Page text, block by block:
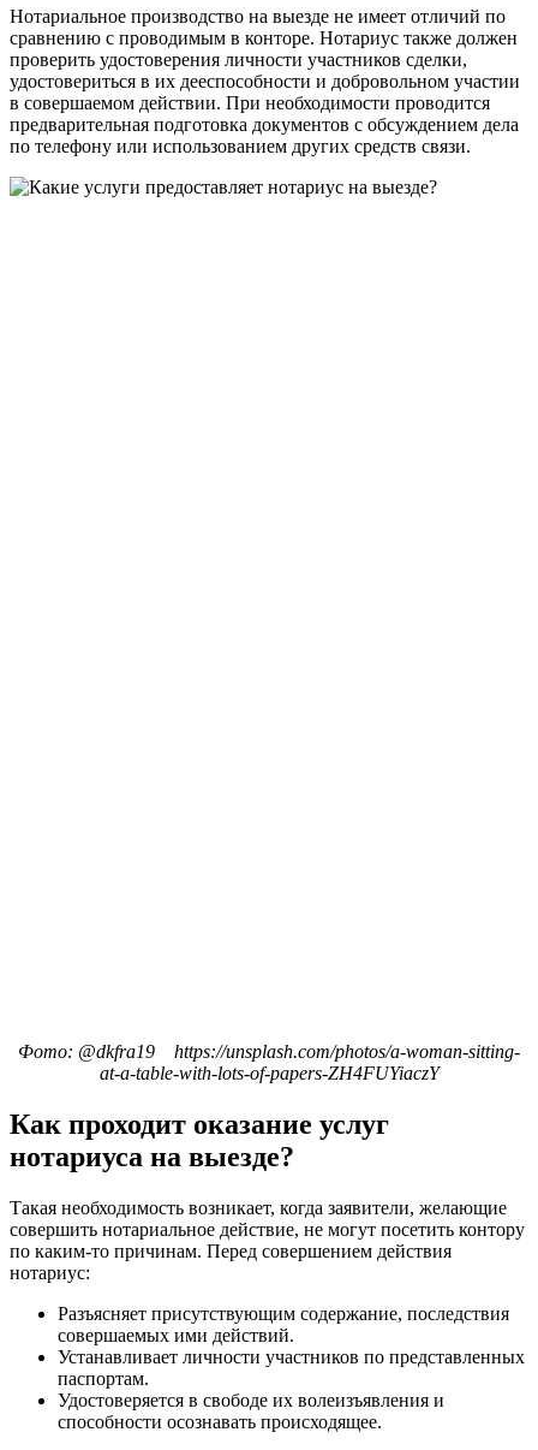
Нотариальное производство на выезде не имеет отличий по
сравнению с проводимым в конторе. Нотариус также должен
проверить удостоверения личности участников сделки,
удостовериться в их дееспособности и добровольном участии
в совершаемом действии. При необходимости проводится
предварительная подготовка документов с обсуждением дела
по телефону или использованием других средств связи.
Фото: @dkfra19 https://unsplash.com/photos/a-woman-sitting-
at-a-table-with-lots-of-papers-ZH4FUYiaczY
Как проходит оказание услуг
нотариуса на выезде?
Такая необходимость возникает, когда заявители, желающие
совершить нотариальное действие, не могут посетить контору
по каким-то причинам. Перед совершением действия
нотариус:
Разъясняет присутствующим содержание, последствия
совершаемых ими действий.
Устанавливает личности участников по представленных
паспортам.
Удостоверяется в свободе их волеизъявления и
способности осознавать происходящее.